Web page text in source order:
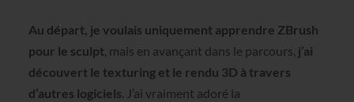
Au départ, je voulais uniquement apprendre ZBrush
pour le sculpt, mais en avançant dans le parcours, j’ai
découvert le texturing et le rendu 3D à travers
d’autres logiciels. J’ai vraiment adoré la